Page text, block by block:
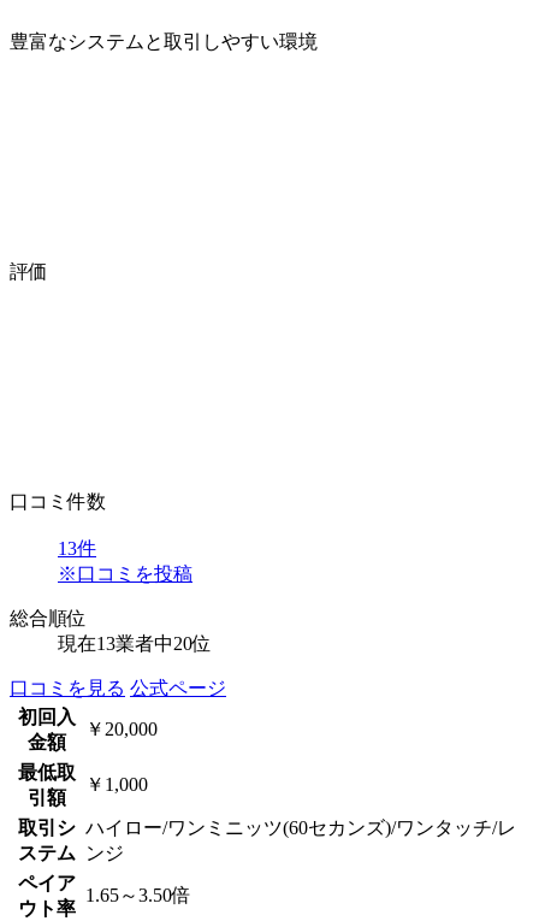
豊富なシステムと取引しやすい環境
評価
口コミ件数
13件
※口コミを投稿
総合順位
現在13業者中20位
口コミを見る 公式ページ
初回入
金額
￥20,000
最低取
引額
￥1,000
取引シ
ステム
ハイロー/ワンミニッツ(60セカンズ)/ワンタッチ/レ
ンジ
ペイア
ウト率
1.65～3.50倍